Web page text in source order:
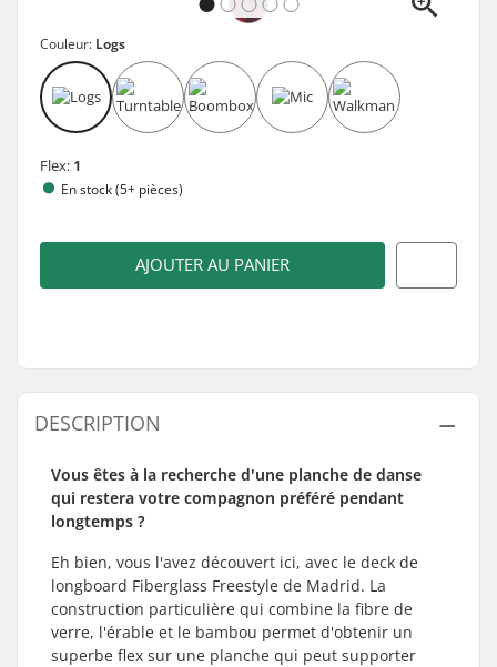
Couleur: Logs
Flex: 1
En stock (5+ pièces)
AJOUTER AU PANIER
DESCRIPTION
Vous êtes à la recherche d'une planche de danse
qui restera votre compagnon préféré pendant
longtemps ?
Eh bien, vous l'avez découvert ici, avec le deck de
longboard Fiberglass Freestyle de Madrid. La
construction particulière qui combine la fibre de
verre, l'érable et le bambou permet d'obtenir un
superbe flex sur une planche qui peut supporter